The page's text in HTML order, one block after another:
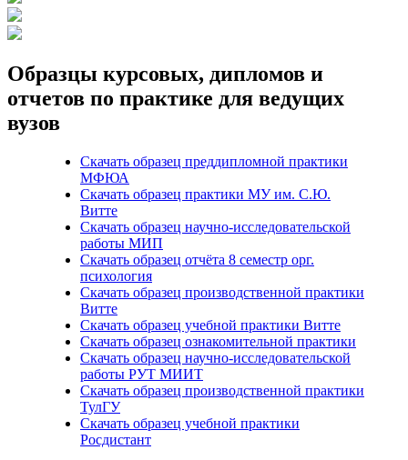
Образцы курсовых, дипломов и
отчетов по практике для ведущих
вузов
Скачать образец преддипломной практики
МФЮА
Скачать образец практики МУ им. С.Ю.
Витте
Скачать образец научно-исследовательской
работы МИП
Скачать образец отчёта 8 семестр орг.
психология
Скачать образец производственной практики
Витте
Скачать образец учебной практики Витте
Скачать образец ознакомительной практики
Скачать образец научно-исследовательской
работы РУТ МИИТ
Скачать образец производственной практики
ТулГУ
Скачать образец учебной практики
Росдистант